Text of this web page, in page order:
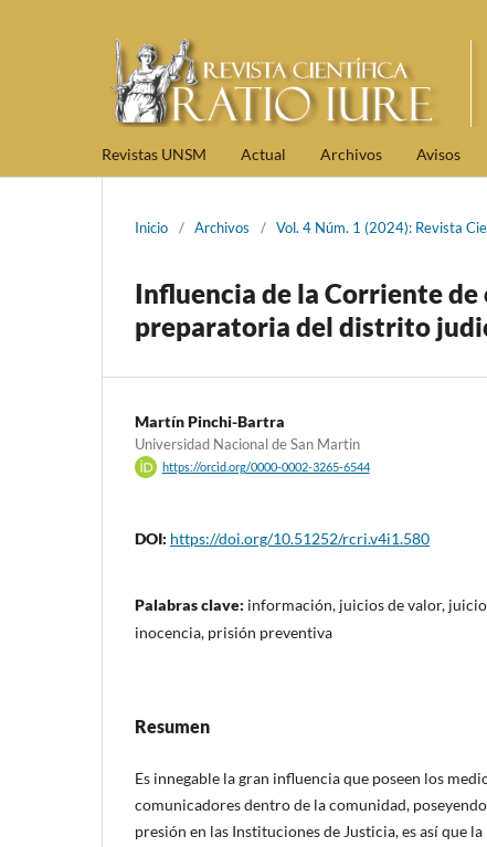
Revistas UNSM Actual Archivos Avisos
Inicio / Archivos / Vol. 4 Núm. 1 (2024): Revista
Influencia de la Corriente
preparatoria del distrito
Martín Pinchi-Bartra
Universidad Nacional de San Martin
https://orcid.org/0000-0002-3265-6544
DOI: https://doi.org/10.51252/rcri.v4i1.580
Palabras clave: información, juicios de valor,
inocencia, prisión preventiva
Resumen
Es innegable la gran influencia que poseen los
comunicadores dentro de la comunidad,
presión en las Instituciones de Justicia, es así que